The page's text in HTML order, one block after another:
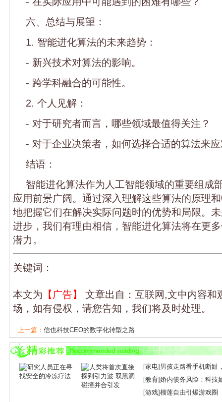
六、总结与展望：
1. 智能进化算法的未来趋势：
- 新兴技术对算法的影响。
- 跨学科融合的可能性。
2. 个人见解：
- 对于研究者而言，哪些领域最值得关注？
- 对于企业决策者，如何选择合适的算法来
结语：
智能进化算法作为人工智能领域的重要组成
应用前景广阔。通过深入理解这些算法的原理
地把握它们在解决实际问题时的优势和局限。
进步，我们有理由相信，智能进化算法将在更
潜力。
关键词：
本文为 【广告】
文章出自：互联网,文中内容和
场，如有侵权，请您告知，我们将及时处理。
上一篇： 信也科技CEO的数字化转型之路
下一篇：微星950 2G显卡：性能与价格的完...
[家电] 男孩走路看手机断趾
[教育]婚内债务风险：科技
[游戏]榴莲自由引爆游戏圈